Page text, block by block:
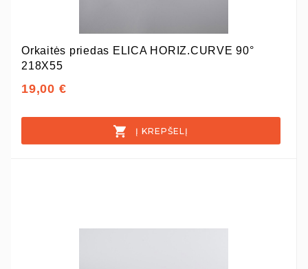
Orkaitės priedas ELICA HORIZ.CURVE 90°
218X55
19,00 €
Į KREPŠELĮ